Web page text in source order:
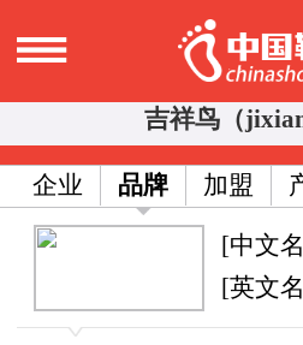
吉祥鸟（
企业 品牌 加盟
[中文
[英文